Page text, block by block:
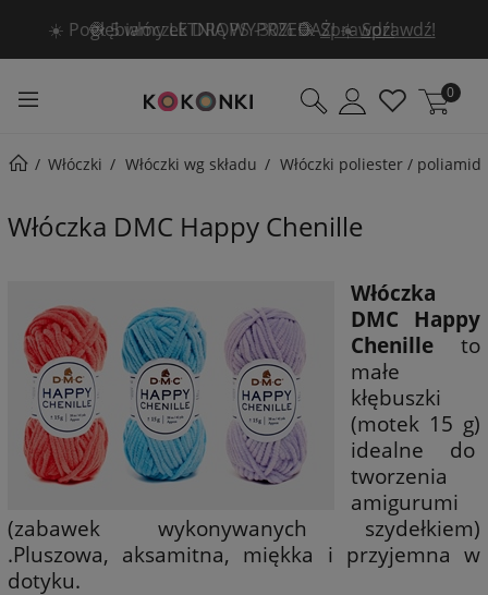
🧶 5 włóczek DROPS -30% 🧶 Sprawdź!
0
Włóczki Włóczki wg składu Włóczki poliester / poliamid
Włóczka DMC Happy Chenille
Włóczka
DMC Happy
Chenille to
małe
kłębuszki
(motek 15 g)
idealne do
tworzenia
amigurumi
(zabawek wykonywanych szydełkiem)
.Pluszowa, aksamitna, miękka i przyjemna w
dotyku.